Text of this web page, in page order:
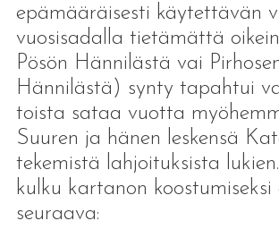
epämääräisesti käytettävän
vuosisadalla tietämättä
Pösön Hännilästä vai
Hännilästä) synty tapahtui
toista sataa vuotta
Suuren ja hänen leskensä
tekemistä lahjoituksista
kulku kartanon koostumiseksi
seuraava: